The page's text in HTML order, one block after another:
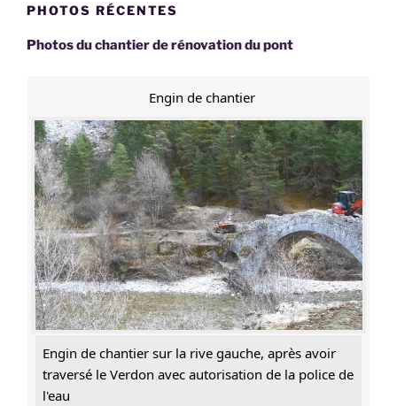
PHOTOS RÉCENTES
Photos du chantier de rénovation du pont
Engin de chantier
Engin de chantier sur la rive gauche, après avoir
traversé le Verdon avec autorisation de la police de
l'eau